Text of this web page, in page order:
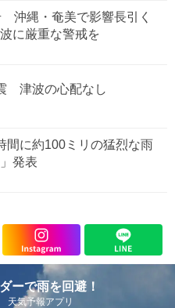
沖縄・奄美で影響長引く
に厳重な警戒を
津波の心配なし
間に約100ミリの猛烈な雨
発表
ーで雨を回避！
気予報アプリ